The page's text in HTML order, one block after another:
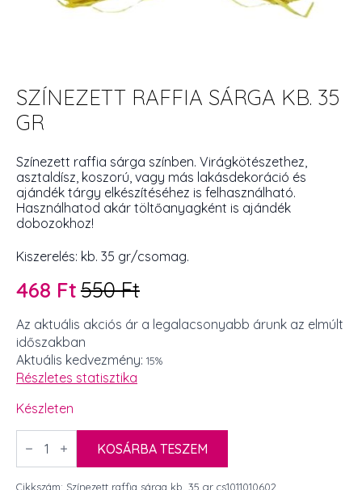
SZÍNEZETT RAFFIA SÁRGA KB. 35
GR
Színezett raffia sárga színben. Virágkötészethez,
asztaldísz, koszorú, vagy más lakásdekoráció és
ajándék tárgy elkészítéséhez is felhasználható.
Használhatod akár töltőanyagként is ajándék
dobozokhoz!
Kiszerelés: kb. 35 gr/csomag.
550Ft
Original
price
was:
550 Ft.
468 Ft
Current
price
is:
468 Ft.
Az aktuális akciós ár a legalacsonyabb árunk az elmúlt
időszakban
Aktuális kedvezmény: 15%
Részletes statisztika
Készleten
Színezett
raffia
KOSÁRBA TESZEM
Cikkszám: Színezett raffia sárga kb. 35 gr cs1011010602